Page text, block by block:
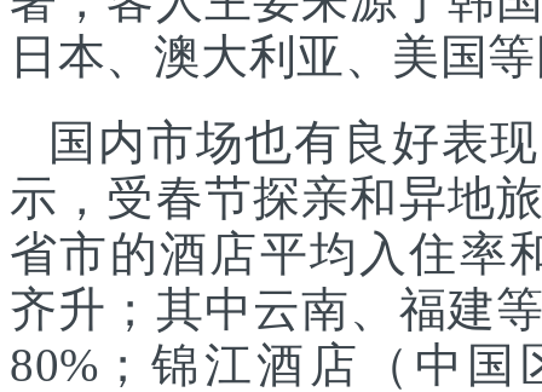
日本、澳大利亚、美国
国内市场也有良好表
示，受春节探亲和异地
省市的酒店平均入住率
齐升；其中云南、福建
80%；锦江酒店（中